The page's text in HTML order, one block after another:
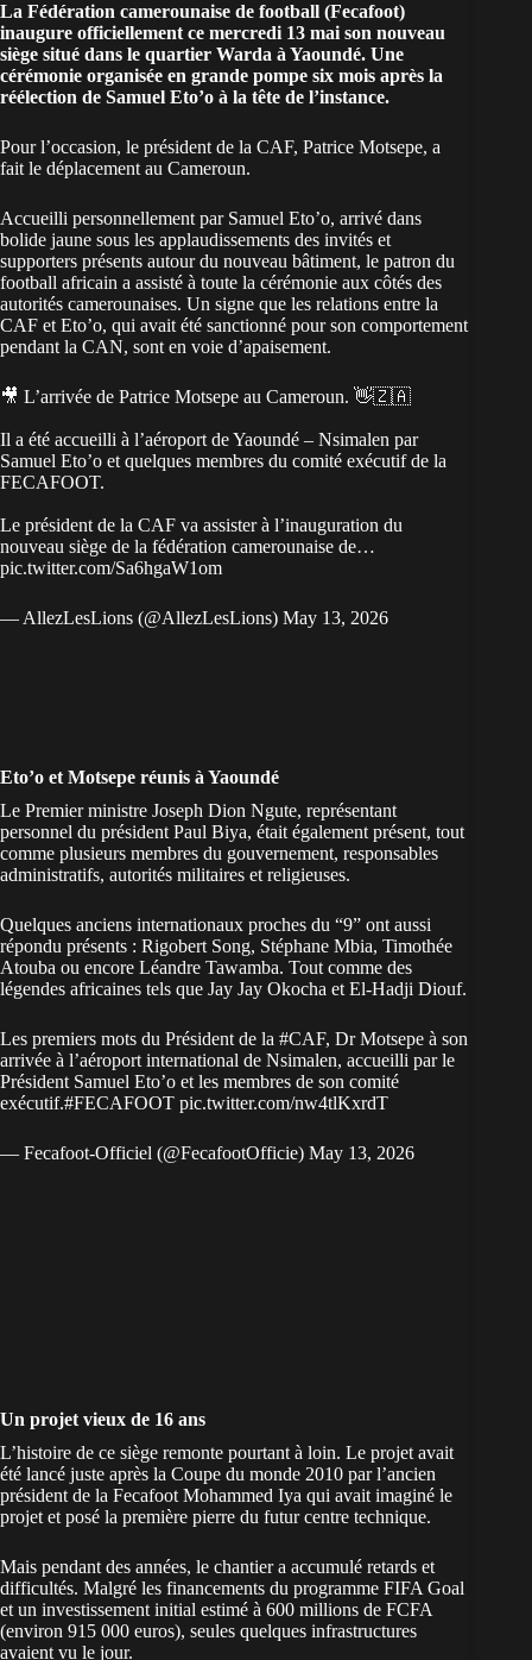
La Fédération camerounaise de football (Fecafoot)
inaugure officiellement ce mercredi 13 mai son nouveau
siège situé dans le quartier Warda à Yaoundé. Une
cérémonie organisée en grande pompe six mois après la
réélection de Samuel Eto’o à la tête de l’instance.
Pour l’occasion, le président de la CAF, Patrice Motsepe, a
fait le déplacement au Cameroun.
Accueilli personnellement par Samuel Eto’o, arrivé dans
bolide jaune sous les applaudissements des invités et
supporters présents autour du nouveau bâtiment, le patron du
football africain a assisté à toute la cérémonie aux côtés des
autorités camerounaises. Un signe que les relations entre la
CAF et Eto’o, qui avait été sanctionné pour son comportement
pendant la CAN, sont en voie d’apaisement.
🎥 L’arrivée de Patrice Motsepe au Cameroun. 👋🇿🇦
Il a été accueilli à l’aéroport de Yaoundé – Nsimalen par
Samuel Eto’o et quelques membres du comité exécutif de la
FECAFOOT.
Le président de la CAF va assister à l’inauguration du
nouveau siège de la fédération camerounaise de…
pic.twitter.com/Sa6hgaW1om
— AllezLesLions (@AllezLesLions) May 13, 2026
Eto’o et Motsepe réunis à Yaoundé
Le Premier ministre Joseph Dion Ngute, représentant
personnel du président Paul Biya, était également présent, tout
comme plusieurs membres du gouvernement, responsables
administratifs, autorités militaires et religieuses.
Quelques anciens internationaux proches du “9” ont aussi
répondu présents : Rigobert Song, Stéphane Mbia, Timothée
Atouba ou encore Léandre Tawamba. Tout comme des
légendes africaines tels que Jay Jay Okocha et El-Hadji Diouf.
Les premiers mots du Président de la #CAF, Dr Motsepe à son
arrivée à l’aéroport international de Nsimalen, accueilli par le
Président Samuel Eto’o et les membres de son comité
exécutif.#FECAFOOT pic.twitter.com/nw4tlKxrdT
— Fecafoot-Officiel (@FecafootOfficie) May 13, 2026
Un projet vieux de 16 ans
L’histoire de ce siège remonte pourtant à loin. Le projet avait
été lancé juste après la Coupe du monde 2010 par l’ancien
président de la Fecafoot Mohammed Iya qui avait imaginé le
projet et posé la première pierre du futur centre technique.
Mais pendant des années, le chantier a accumulé retards et
difficultés. Malgré les financements du programme FIFA Goal
et un investissement initial estimé à 600 millions de FCFA
(environ 915 000 euros), seules quelques infrastructures
avaient vu le jour.